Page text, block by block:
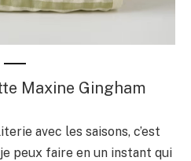
Maxine Gingham
avec les saisons, c’est
peux faire en un instant qui